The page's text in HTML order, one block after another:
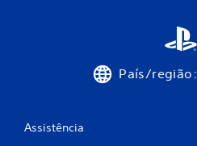
País/
Assistência